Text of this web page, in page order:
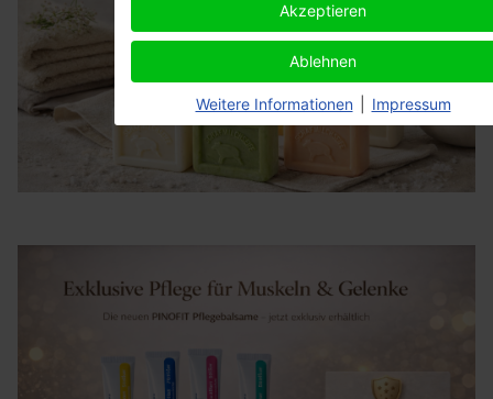
Akzeptieren
Ablehnen
Weitere Informationen Impressum